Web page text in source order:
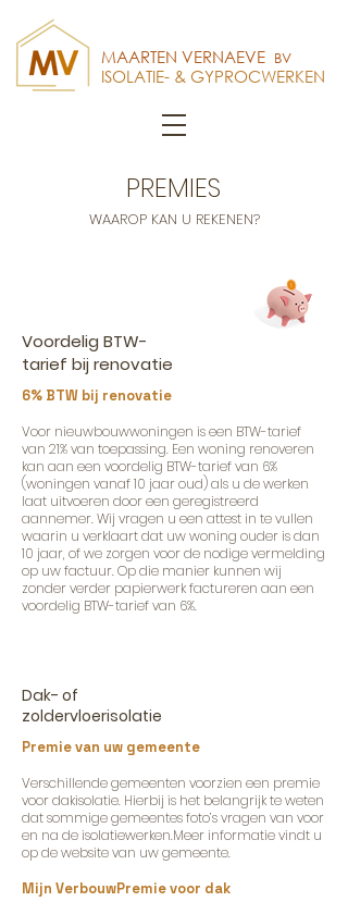
MAARTEN VERNAEVE BV
ISOLATIE- & GYPROCWERKEN
PREMIES
WAAROP KAN U REKENEN?
Voordelig BTW-
tarief bij renovatie
6% BTW bij renovatie
Voor nieuwbouwwoningen is een BTW-tarief
van 21% van toepassing. Een woning renoveren
kan aan een voordelig BTW-tarief van 6%
(woningen vanaf 10 jaar oud) als u de werken
laat uitvoeren door een geregistreerd
aannemer. Wij vragen u een attest in te vullen
waarin u verklaart dat uwwoning ouder is dan
10 jaar, of we zorgen voor de nodige vermelding
op uw factuur. Op die manier kunnen wij
zonder verder papierwerk factureren aan een
voordelig BTW-tarief van 6%.
Dak- of
zoldervloerisolatie
Premie van uw gemeente
Verschillende gemeenten voorzien een premie
voor dakisolatie. Hierbij is het belangrijk te weten
dat sommige gemeentes foto’s vragen van voor
en na de isolatiewerken.Meer informatie vindt u
op de website van uw gemeente.
Mijn VerbouwPremie voor dak